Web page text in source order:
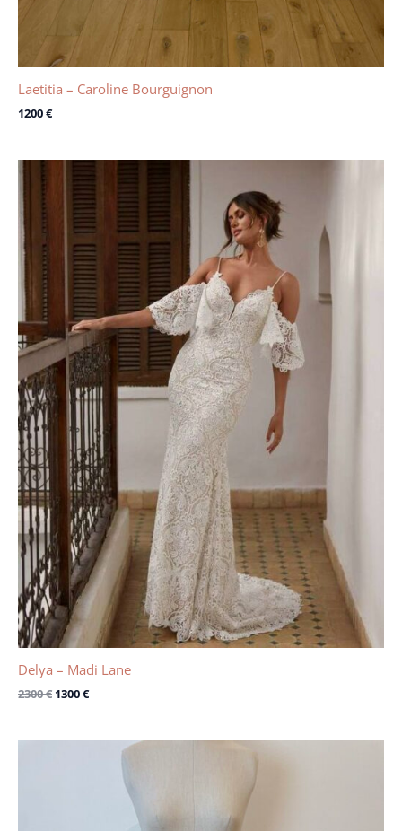
Laetitia – Caroline Bourguignon
1200€
Delya – Madi Lane
2300€
prix
initial
était :
2300 €.
1300€
Le
prix
actuel
est :
1300 €.